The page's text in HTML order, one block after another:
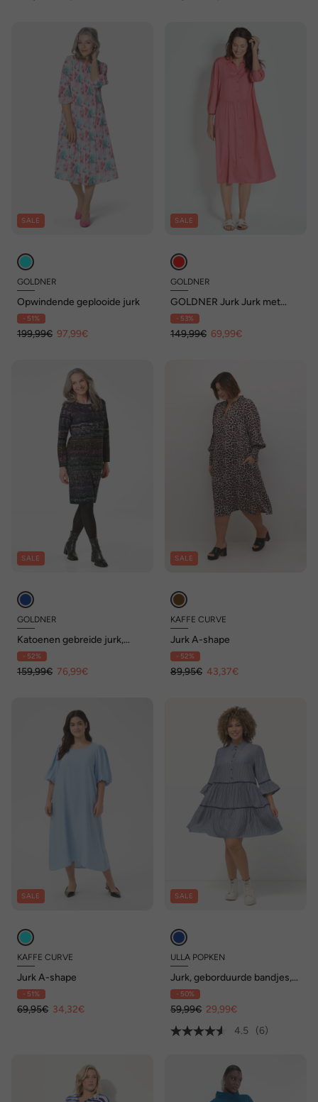
SALE
GOLDNER
Opwindende geplooide jurk
- 51%
199,99€ 97,99€
SALE
GOLDNER
GOLDNER Jurk Jurk met
overhemdkraag en
steekzakken
- 53%
149,99€ 69,99€
SALE
GOLDNER
Katoenen gebreide jurk,
ronde hals
- 52%
159,99€ 76,99€
SALE
KAFFE CURVE
Jurk A-shape
- 52%
89,95€ 43,37€
SALE
KAFFE CURVE
Jurk A-shape
- 51%
69,95€ 34,32€
SALE
ULLA POPKEN
Jurk, geborduurde bandjes,
A-lijn, overhemdkraag, 3/4-
mouwen
- 50%
59,99€ 29,99€
4.5
(6)